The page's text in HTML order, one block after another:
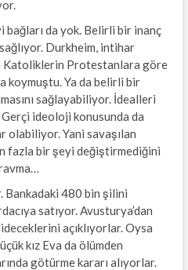
da yok. Belirli bir inanç
Durkheim, intihar
Katoliklerin Protestanlara göre
koymuştu. Ya da belirli bir
sağlayabiliyor. İdealleri
ideoloji konusunda da
olabiliyor. Yani savaşılan
fazla bir şeyi değiştirmediğini
Bankadaki 480 bin şilini
satıyor. Avusturya’dan
açıklıyorlar. Oysa
kız Eva da ölümden
götürme kararı alıyorlar.